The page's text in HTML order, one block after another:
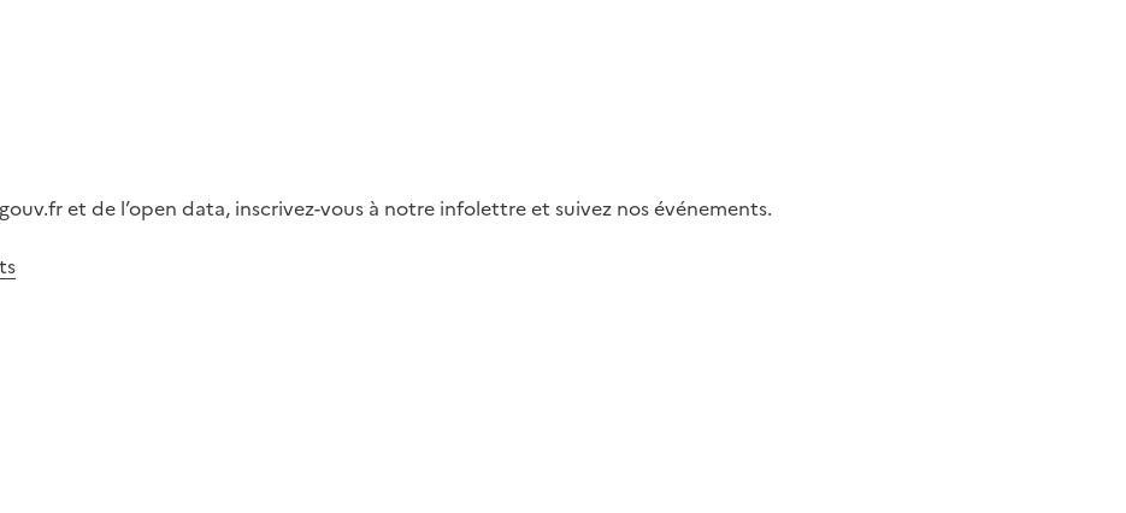
et de l’open data, inscrivez-vous à notre infolettre et suivez nos événements.